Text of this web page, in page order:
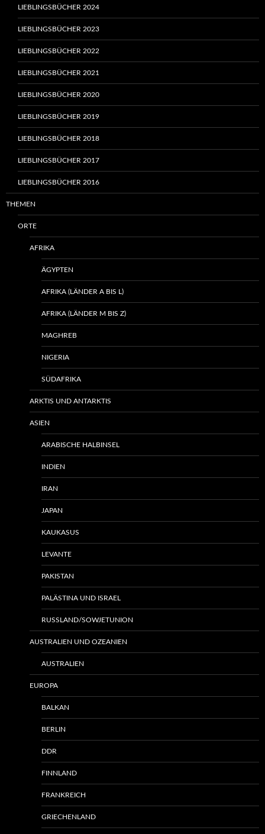
LIEBLINGSBÜCHER 2024
LIEBLINGSBÜCHER 2023
LIEBLINGSBÜCHER 2022
LIEBLINGSBÜCHER 2021
LIEBLINGSBÜCHER 2020
LIEBLINGSBÜCHER 2019
LIEBLINGSBÜCHER 2018
LIEBLINGSBÜCHER 2017
LIEBLINGSBÜCHER 2016
THEMEN
ORTE
AFRIKA
ÄGYPTEN
AFRIKA (LÄNDER A BIS L)
AFRIKA (LÄNDER M BIS Z)
MAGHREB
NIGERIA
SÜDAFRIKA
ARKTIS UND ANTARKTIS
ASIEN
ARABISCHE HALBINSEL
INDIEN
IRAN
JAPAN
KAUKASUS
LEVANTE
PAKISTAN
PALÄSTINA UND ISRAEL
RUSSLAND/SOWJETUNION
AUSTRALIEN UND OZEANIEN
AUSTRALIEN
EUROPA
BALKAN
BERLIN
DDR
FINNLAND
FRANKREICH
GRIECHENLAND